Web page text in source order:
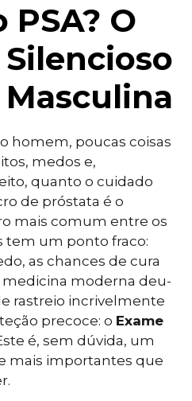
PSA? O
homem, poucas coisas
medos e,
quanto o cuidado
de próstata é o
mais comum entre os
tem um ponto fraco:
as chances de cura
medicina moderna deu-
rastreio incrivelmente
precoce: o Exame
é, sem dúvida, um
mais importantes que